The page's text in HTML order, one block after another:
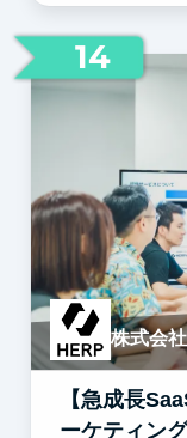
株式会
【急成長
ーケティン
14